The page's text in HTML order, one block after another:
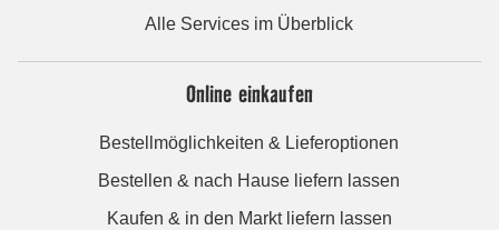
Alle Services im Überblick
Online einkaufen
Bestellmöglichkeiten & Lieferoptionen
Bestellen & nach Hause liefern lassen
Kaufen & in den Markt liefern lassen